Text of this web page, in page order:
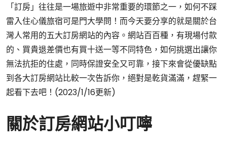
「訂房」往往是一場旅遊中非常重要的環節之一，如何不踩
雷入住心儀旅宿可是門大學問！而今天要分享的就是關於台
灣人常用的五大訂房網站的內容。網站百百種，有現場付款
的、買貴退差價也有買十送一等不同特色，如何挑選出讓你
無法抗拒的住處，同時保證安全又可靠，接下來會從優缺點
到各大訂房網站比較一次告訴你，絕對是乾貨滿滿，趕緊一
起看下去吧！(2023/1/16更新)
關於訂房網站小叮嚀